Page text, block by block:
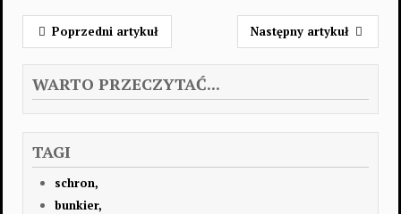
Poprzedni artykuł Następny artykuł
WARTO PRZECZYTAĆ...
TAGI
schron,
bunkier,